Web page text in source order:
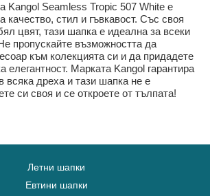
Kangol Seamless Tropic 507 White е
качество, стил и гъвкавост. Със своя
цвят, тази шапка е идеална за всеки
пропускайте възможността да
към колекцията си и да придадете
елегантност. Марката Kangol гарантира
всяка дреха и тази шапка не е
си своя и се откроете от тълпата!
Летни шапки
Евтини шапки